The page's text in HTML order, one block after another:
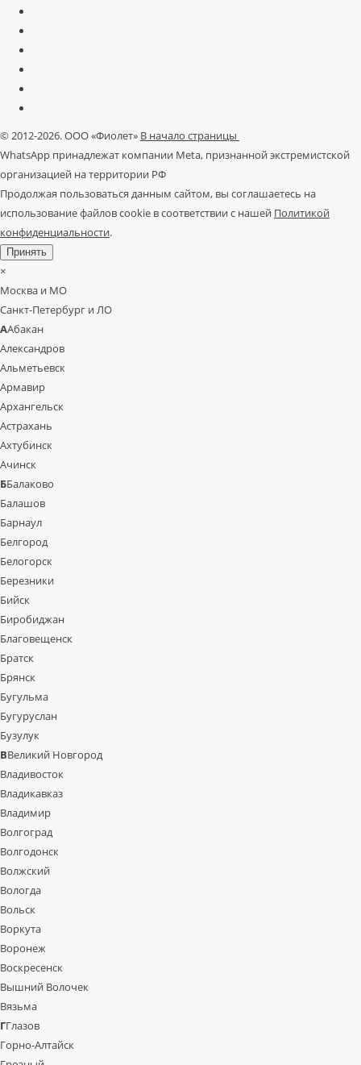
© 2012-2026. ООО «Фиолет» В начало страницы
WhatsApp принадлежат компании Meta, признанной экстремистской
организацией на территории РФ
Продолжая пользоваться данным сайтом, вы соглашаетесь на
использование файлов cookie в соответствии с нашей Политикой
конфиденциальности.
Принять
×
Москва и МО
Санкт-Петербург и ЛО
ААбакан
Александров
Альметьевск
Армавир
Архангельск
Астрахань
Ахтубинск
Ачинск
ББалаково
Балашов
Барнаул
Белгород
Белогорск
Березники
Бийск
Биробиджан
Благовещенск
Братск
Брянск
Бугульма
Бугуруслан
Бузулук
ВВеликий Новгород
Владивосток
Владикавказ
Владимир
Волгоград
Волгодонск
Волжский
Вологда
Вольск
Воркута
Воронеж
Воскресенск
Вышний Волочек
Вязьма
ГГлазов
Горно-Алтайск